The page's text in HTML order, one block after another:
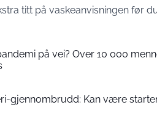
titt på vaskeanvisningen før
på vei? Over 10 000
gjennombrudd: Kan være